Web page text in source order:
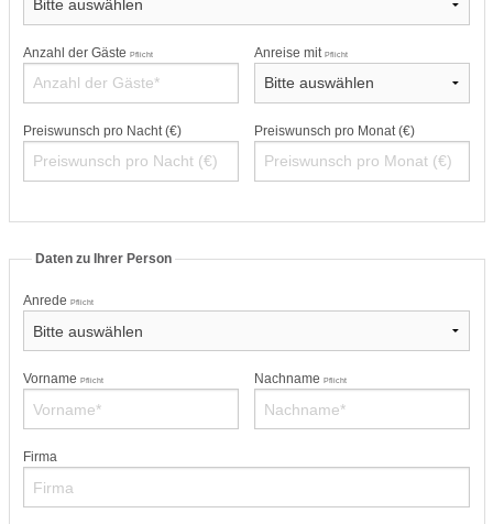
Anzahl der Gäste Pflicht Anreise mitPflicht
Preiswunsch pro Nacht (€) Preiswunsch pro Monat (€)
Daten zu Ihrer Person
Anrede Pflicht
Vorname Pflicht NachnamePflicht
Firma